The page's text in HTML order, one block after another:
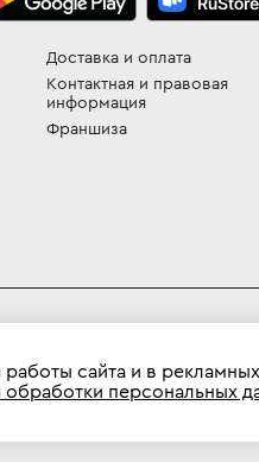
Доставка и оплата
Контактная и правовая
информация
Франшиза
сайта и в
обработки персональных